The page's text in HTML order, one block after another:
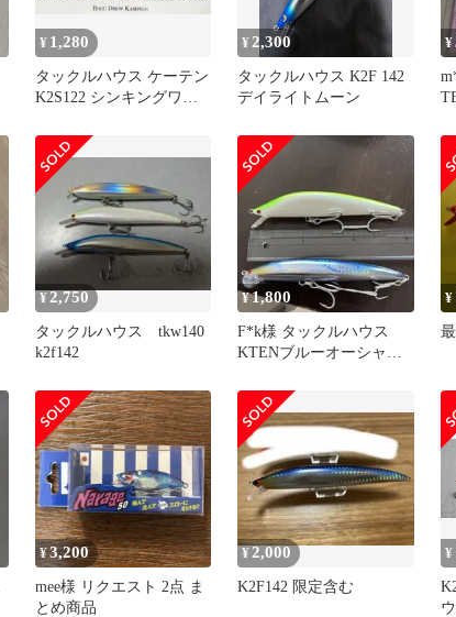
¥ 1,280
タックルハウス ケーテン
K2S122 シンキングワー
ー
¥ 2,300
タックルハウス K2F 142
デイライトムーン
¥
¥ 2,750
タックルハウス tkw140
k2f142
¥1,800
F*k様 タックルハウス
KTENブルーオーシャン
¥
¥3,200
mee様 リクエスト 2点 ま
とめ商品
¥2,000
K2F142 限定含む
¥